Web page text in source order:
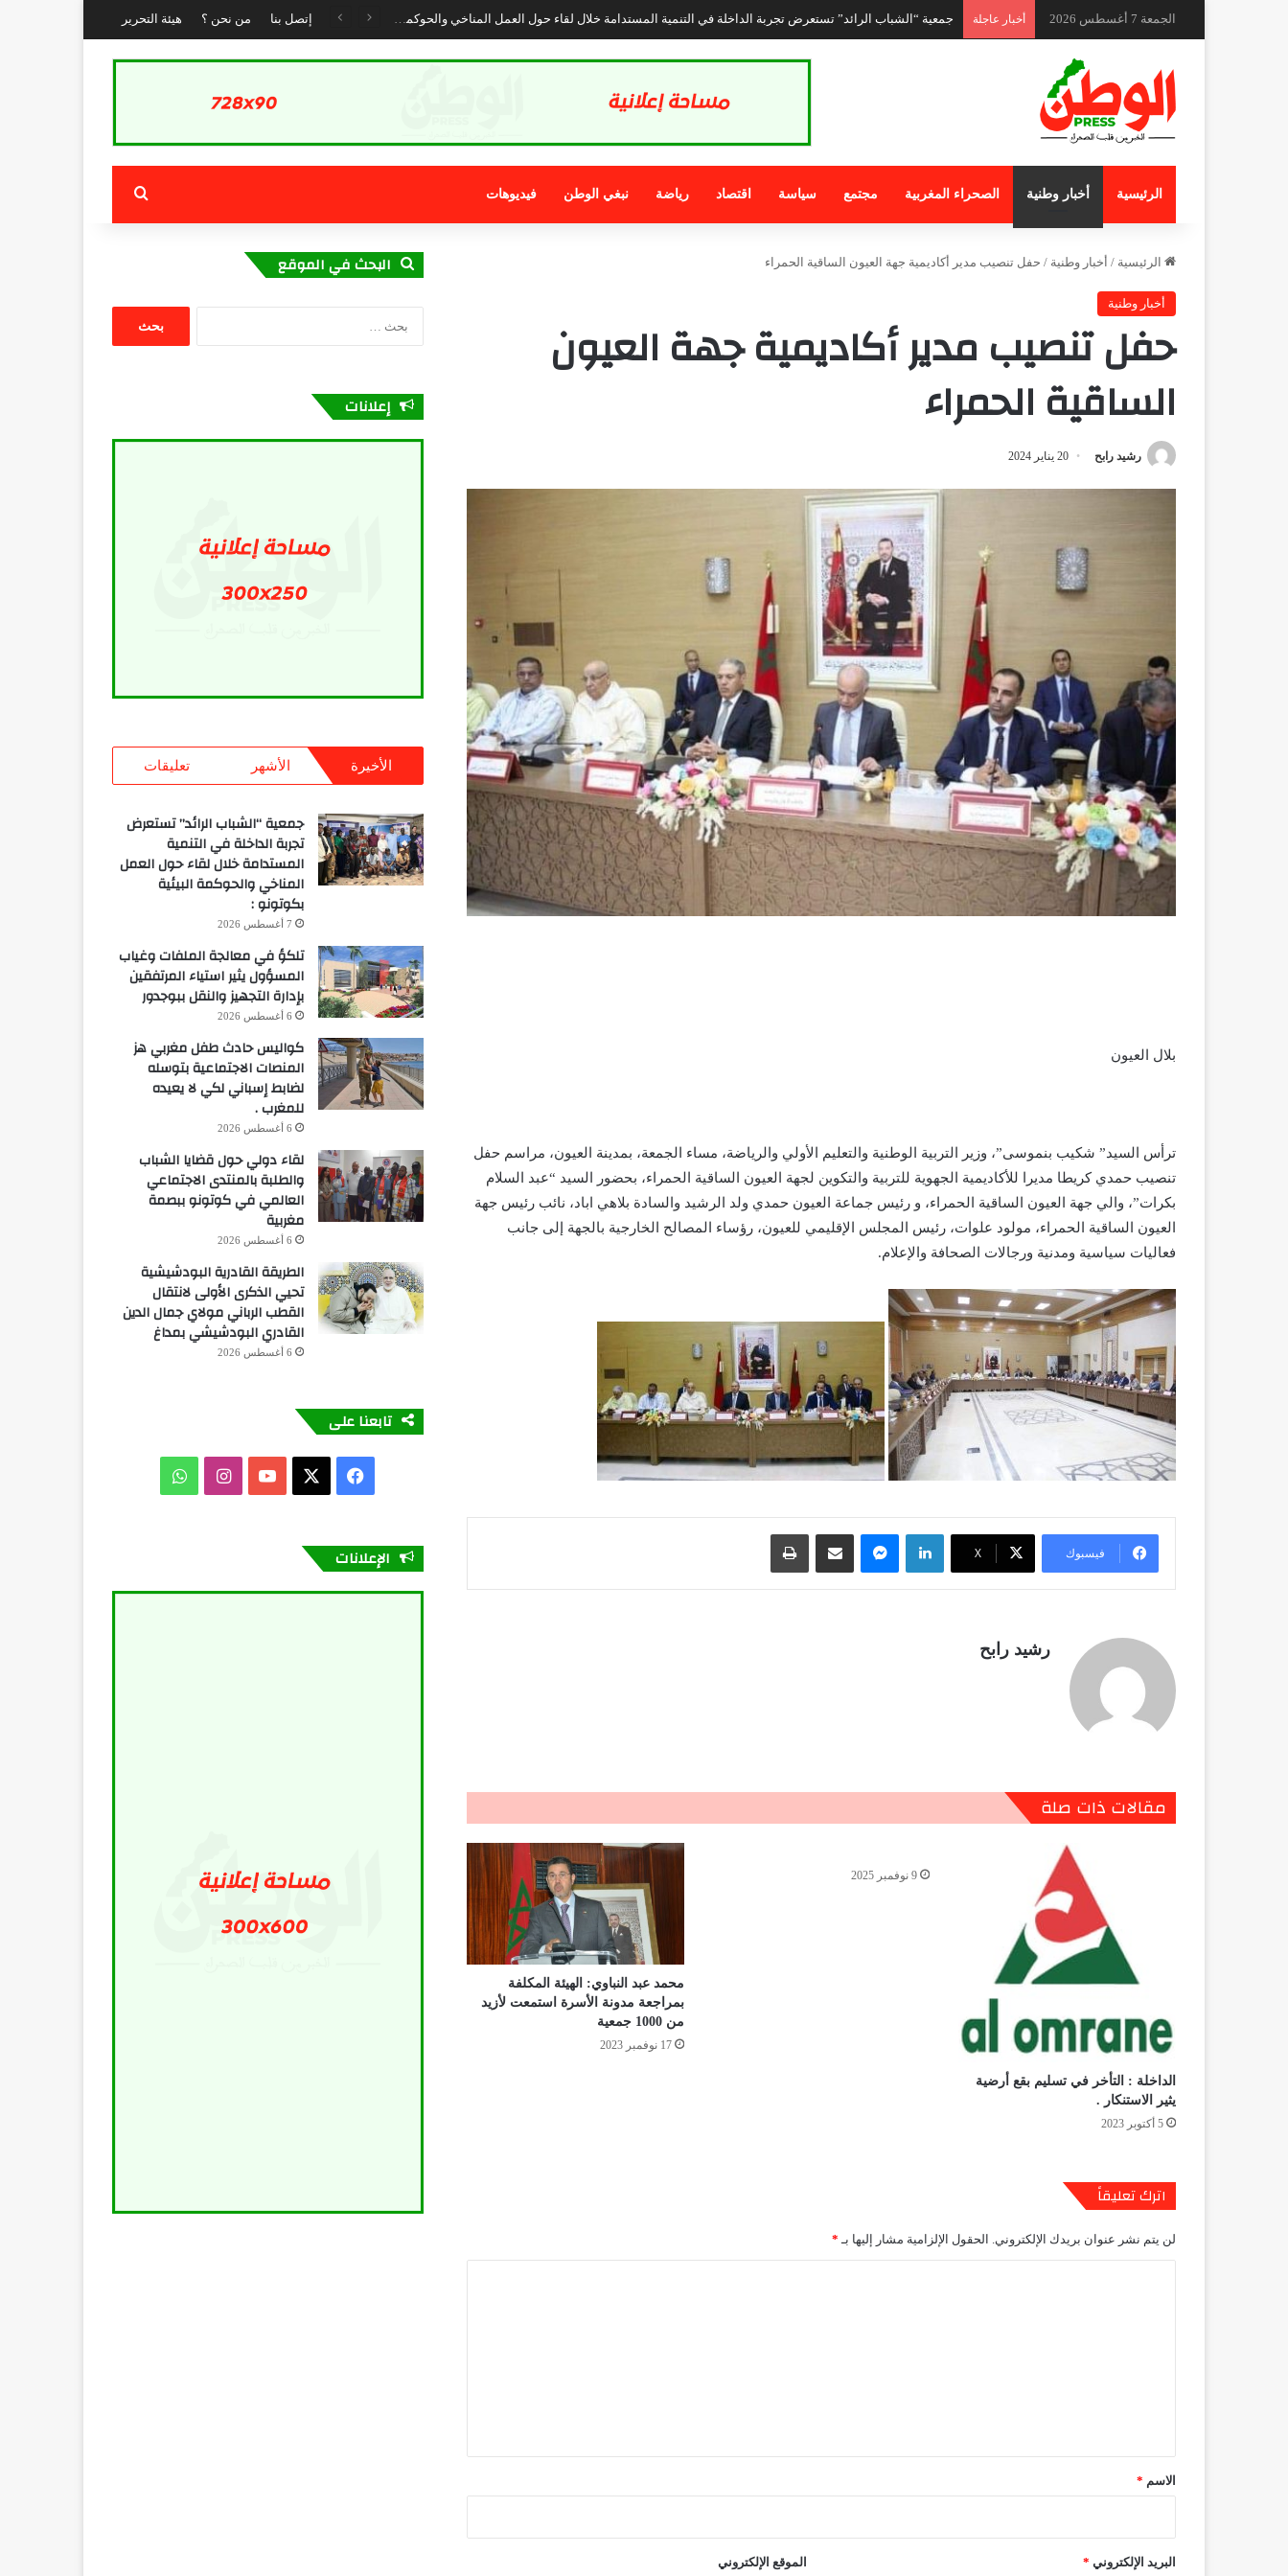
الجمعة 7 أغسطس 2026 أخبار عاجلة جمعية “الشباب الرائد” تستعرض تجربة الداخلة في التنمية المستدامة خلال لقاء حول العمل المناخي والحوكمة البيئية بكوتونو : إتصل بنا من نحن ؟ هيئة التحرير
الرئيسية أخبار وطنية الصحراء المغربية مجتمع سياسة اقتصاد رياضة نبغي الوطن فيديوهات بحث عن
الرئيسية / أخبار وطنية / حفل تنصيب مدير أكاديمية جهة العيون الساقية الحمراء
أخبار وطنية
حفل تنصيب مدير أكاديمية جهة العيون
الساقية الحمراء
رشيد رابح 20 يناير 2024
بلال العيون
ترأس السيد” شكيب بنموسى”، وزير التربية الوطنية والتعليم الأولي والرياضة، مساء الجمعة، بمدينة العيون، مراسم حفل
تنصيب حمدي كريطا مديرا للأكاديمية الجهوية للتربية والتكوين لجهة العيون الساقية الحمراء، بحضور السيد “عبد السلام
بكرات”، والي جهة العيون الساقية الحمراء، و رئيس جماعة العيون حمدي ولد الرشيد والسادة بلاهي اباد، نائب رئيس جهة
العيون الساقية الحمراء، مولود علوات، رئيس المجلس الإقليمي للعيون، رؤساء المصالح الخارجية بالجهة إلى جانب
فعاليات سياسية ومدنية ورجالات الصحافة والإعلام.
فيسبوك X
لينكدإن ماسنجر مشاركة عبر البريد طباعة
رشيد رابح
مقالات ذات صلة
الداخلة : التأخر في تسليم بقع أرضية
يثير الاستنكار .
5 أكتوبر 2023
9 نوفمبر 2025
محمد عبد النباوي: الهيئة المكلفة
بمراجعة مدونة الأسرة استمعت لأزيد
من 1000 جمعية
17 نوفمبر 2023
اترك تعليقاً
لن يتم نشر عنوان بريدك الإلكتروني. الحقول الإلزامية مشار إليها بـ *
*
الاسم *
البريد الإلكتروني * الموقع الإلكتروني
البحث في الموقع
إعلانات
الأخيرة الأشهر تعليقات
جمعية “الشباب الرائد” تستعرض
تجربة الداخلة في التنمية
المستدامة خلال لقاء حول العمل
المناخي والحوكمة البيئية
بكوتونو :
7 أغسطس 2026
تلكؤ في معالجة الملفات وغياب
المسؤول يثير استياء المرتفقين
بإدارة التجهيز والنقل ببوجدور
6 أغسطس 2026
كواليس حادث طفل مغربي هز
المنصات الاجتماعية بتوسله
لضابط إسباني لكي لا يعيده
للمغرب .
6 أغسطس 2026
لقاء دولي حول قضايا الشباب
والطلبة بالمنتدى الاجتماعي
العالمي في كوتونو ببصمة
مغربية
6 أغسطس 2026
الطريقة القادرية البودشيشية
تحيي الذكرى الأولى لانتقال
القطب الرباني مولاي جمال الدين
القادري البودشيشي بمداغ
6 أغسطس 2026
تابعنا على
فيسبوك
X يوتيوبانستقرامواتساب
الإعلانات